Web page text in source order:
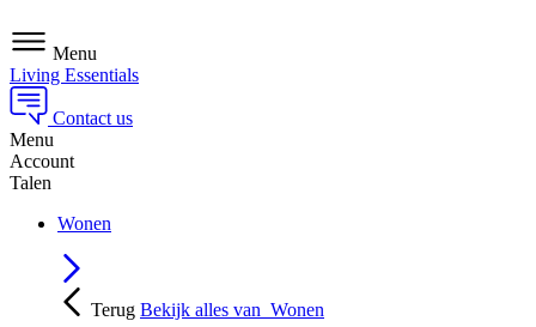
Menu
Living Essentials
Contact us
Menu
Account
Talen
Wonen
Terug Bekijk alles van Wonen